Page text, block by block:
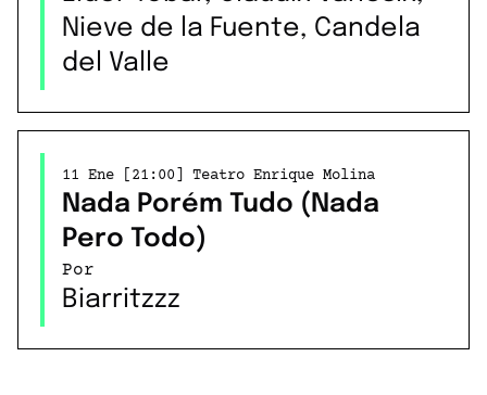
Nieve de la Fuente, Candela
del Valle
11 Ene [21:00] Teatro Enrique Molina
Nada Porém Tudo (Nada
Pero Todo)
Por
Biarritzzz